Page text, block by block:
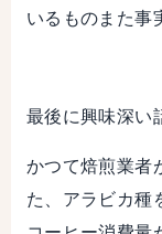
いるものまた事
最後に興味深い
かつて焙煎業者
た、アラビカ種